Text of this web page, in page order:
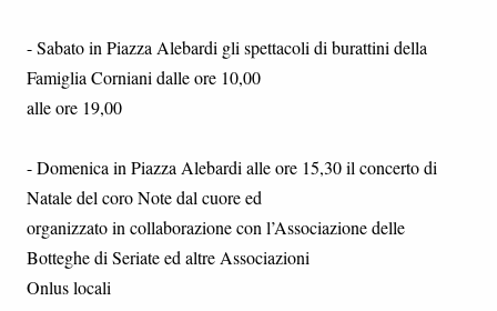
- Sabato in Piazza Alebardi gli spettacoli di burattini della
Famiglia Corniani dalle ore 10,00
alle ore 19,00
- Domenica in Piazza Alebardi alle ore 15,30 il concerto di
Natale del coro Note dal cuore ed
organizzato in collaborazione con l’Associazione delle
Botteghe di Seriate ed altre Associazioni
Onlus locali